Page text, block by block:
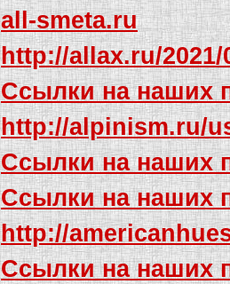
all-smeta.ru
http://allax.ru/
Ссылки на наших
http://alpinism.ru/
Ссылки на наших
Ссылки на наших
http://
Ссылки на наших